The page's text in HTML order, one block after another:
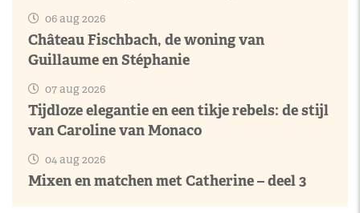
06 aug 2026
Château Fischbach, de woning van
Guillaume en Stéphanie
07 aug 2026
Tijdloze elegantie en een tikje rebels: de stijl
van Caroline van Monaco
04 aug 2026
Mixen en matchen met Catherine – deel 3